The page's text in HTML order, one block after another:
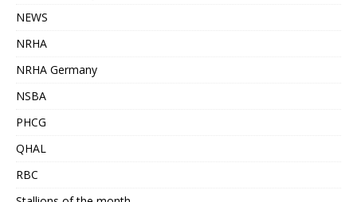
NEWS
NRHA
NRHA Germany
NSBA
PHCG
QHAL
RBC